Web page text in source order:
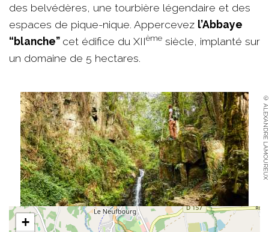
des belvédères, une tourbière légendaire et des
espaces de pique-nique. Appercevez l’Abbaye
“blanche” cet édifice du XIIème siècle, implanté sur
un domaine de 5 hectares.
© ALEXANDRE LAMOUREUX
+